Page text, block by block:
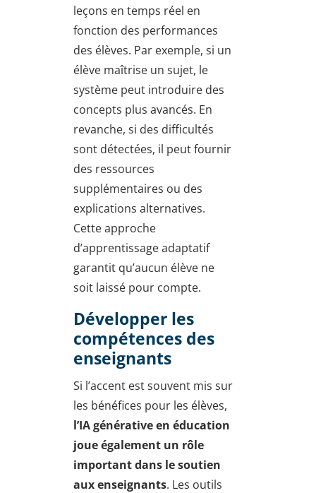
leçons en temps réel en
fonction des performances
des élèves. Par exemple, si un
élève maîtrise un sujet, le
système peut introduire des
concepts plus avancés. En
revanche, si des difficultés
sont détectées, il peut fournir
des ressources
supplémentaires ou des
explications alternatives.
Cette approche
d’apprentissage adaptatif
garantit qu’aucun élève ne
soit laissé pour compte.
Développer les
compétences des
enseignants
Si l’accent est souvent mis sur
les bénéfices pour les élèves,
l’IA générative en éducation
joue également un rôle
important dans le soutien
aux enseignants. Les outils